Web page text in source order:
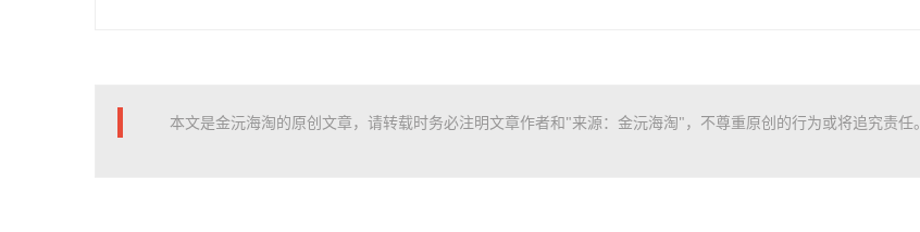
本文是金沅海淘的原创文章，请转载时务必注明文章作者和"来源：金沅海淘"，不尊重原创的行为或将追究责任。